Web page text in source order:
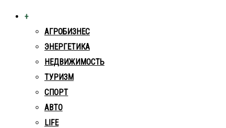
+
АГРОБИЗНЕС
ЭНЕРГЕТИКА
НЕДВИЖИМОСТЬ
ТУРИЗМ
СПОРТ
АВТО
LIFE